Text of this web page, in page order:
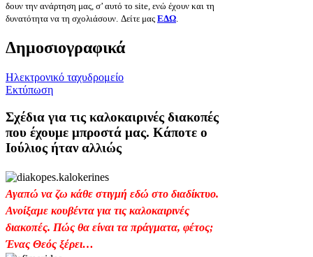
δουν την ανάρτηση μας, σ’ αυτό τo site, ενώ έχουν και τη
δυνατότητα να τη σχολιάσουν. Δείτε μας ΕΔΩ.
Δημοσιογραφικά
Ηλεκτρονικό ταχυδρομείο
Εκτύπωση
Σχέδια για τις καλοκαιρινές διακοπές
που έχουμε μπροστά μας. Κάποτε ο
Ιούλιος ήταν αλλιώς
Αγαπώ να ζω κάθε στιγμή εδώ στο διαδίκτυο.
Ανοίξαμε κουβέντα για τις καλοκαιρινές
διακοπές. Πώς θα είναι τα πράγματα, φέτος;
Ένας Θεός ξέρει…